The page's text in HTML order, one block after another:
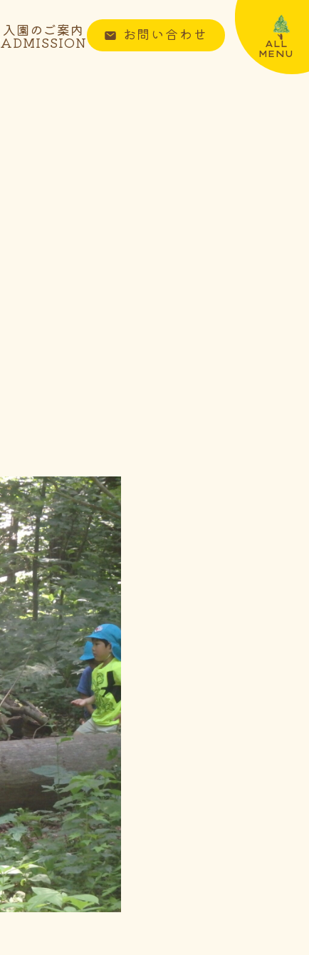
ALL
MENU
入園のご案内
ADMISSION お問い合わせ